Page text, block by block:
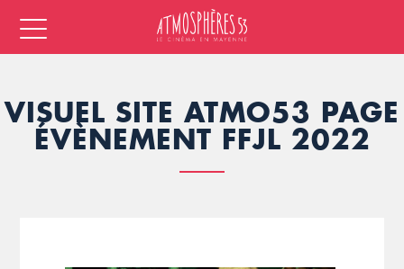
VISUEL SITE ATMO53 PAGE
ÉVÈNEMENT FFJL 2022